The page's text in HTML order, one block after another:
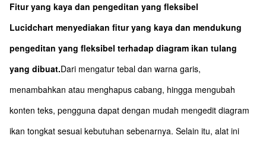
Fitur yang kaya dan pengeditan yang fleksibel
Lucidchart menyediakan fitur yang kaya dan mendukung
pengeditan yang fleksibel terhadap diagram ikan tulang
yang dibuat.Dari mengatur tebal dan warna garis,
menambahkan atau menghapus cabang, hingga mengubah
konten teks, pengguna dapat dengan mudah mengedit diagram
ikan tongkat sesuai kebutuhan sebenarnya. Selain itu, alat ini